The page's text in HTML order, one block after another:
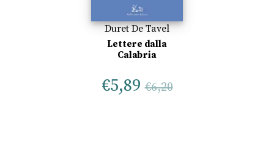
Duret De Tavel
Lettere dalla
Calabria
€5,89 €6,20